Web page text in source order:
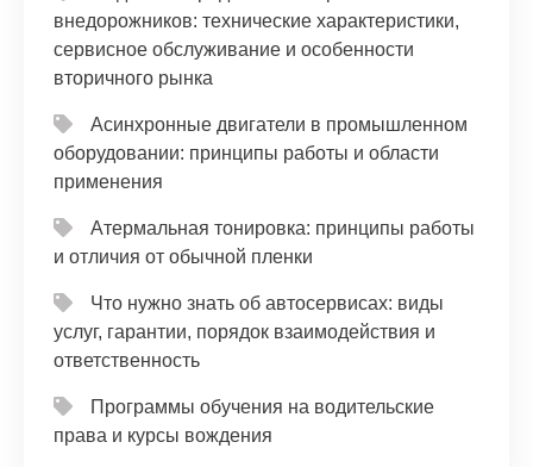
внедорожников: технические характеристики,
сервисное обслуживание и особенности
вторичного рынка
Асинхронные двигатели в промышленном
оборудовании: принципы работы и области
применения
Атермальная тонировка: принципы работы
и отличия от обычной пленки
Что нужно знать об автосервисах: виды
услуг, гарантии, порядок взаимодействия и
ответственность
Программы обучения на водительские
права и курсы вождения